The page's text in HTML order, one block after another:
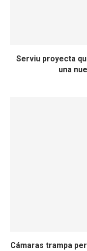
Serviu proyecta
una
Cámaras trampa